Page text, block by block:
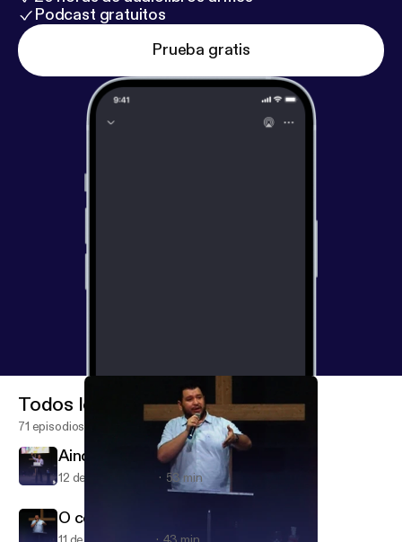
Podcast gratuitos
Prueba gratis
Todos los episodios
71 episodios
Ainda Não é o Fim
12 de abr de 2022 53 min
O cego de Jericó